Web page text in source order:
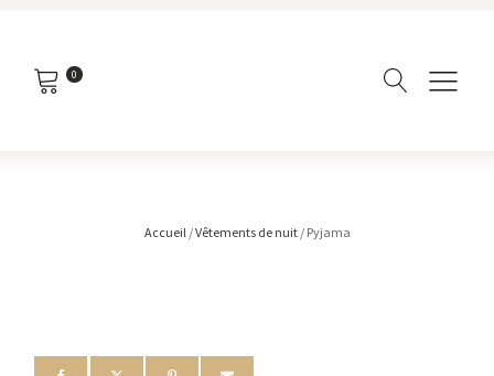
0
Accueil /Vêtements de nuit/ Pyjama